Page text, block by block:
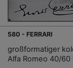
580 - FERRARI
großformatiger
Alfa Romeo 40/60